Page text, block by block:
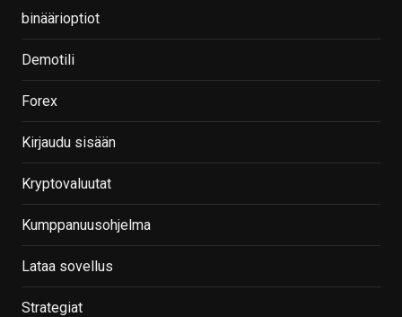
binäärioptiot
Demotili
Forex
Kirjaudu sisään
Kryptovaluutat
Kumppanuusohjelma
Lataa sovellus
Strategiat